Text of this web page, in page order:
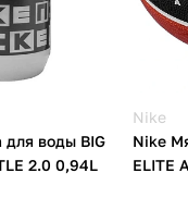
для воды BIG
2.0 0,94L
Nike
Nike
ELITE